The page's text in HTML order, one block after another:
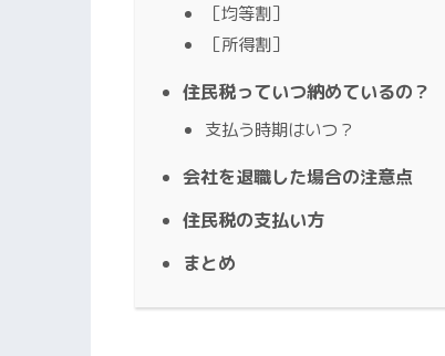
［均等割］
［所得割］
住民税っていつ納めているの？
支払う時期はいつ？
会社を退職した場合の注意点
住民税の支払い方
まとめ